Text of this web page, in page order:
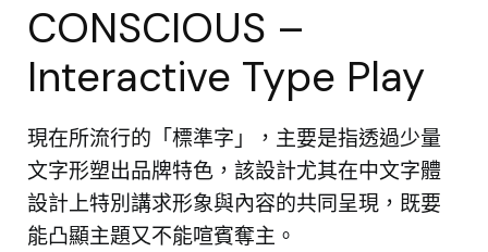
CONSCIOUS –
Interactive Type Play
現在所流行的「標準字」，主要是指透過少量
文字形塑出品牌特色，該設計尤其在中文字體
設計上特別講求形象與內容的共同呈現，既要
能凸顯主題又不能喧賓奪主。